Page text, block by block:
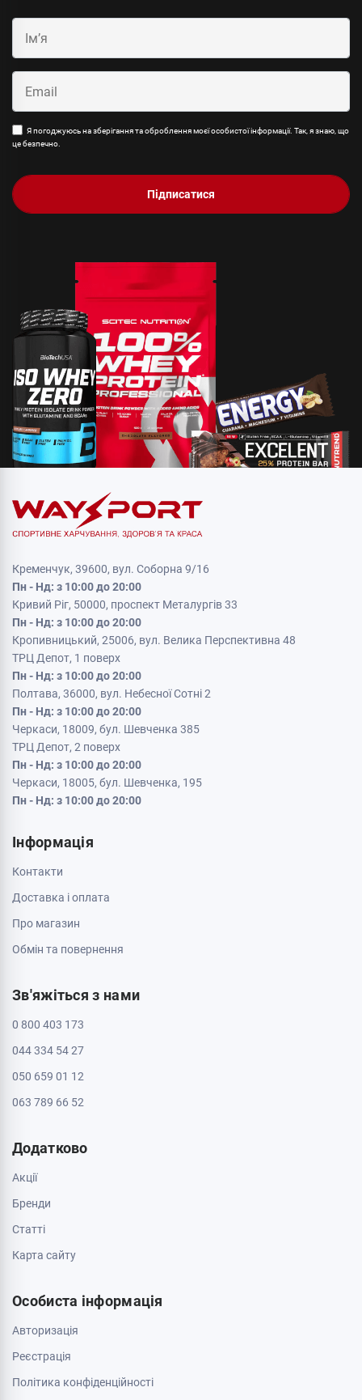
Я погоджуюсь на зберігання та оброблення моєї особистої інформації. Так, я знаю, що
це безпечно.
Підписатися
Кременчук, 39600, вул. Соборна 9/16
Пн - Нд: з 10:00 до 20:00
Кривий Ріг, 50000, проспект Металургів 33
Пн - Нд: з 10:00 до 20:00
Кропивницький, 25006, вул. Велика Перспективна 48
ТРЦ Депот, 1 поверх
Пн - Нд: з 10:00 до 20:00
Полтава, 36000, вул. Небесної Сотні 2
Пн - Нд: з 10:00 до 20:00
Черкаси, 18009, бул. Шевченка 385
ТРЦ Депот, 2 поверх
Пн - Нд: з 10:00 до 20:00
Черкаси, 18005, бул. Шевченка, 195
Пн - Нд: з 10:00 до 20:00
Інформація
Контакти
Доставка і оплата
Про магазин
Обмін та повернення
Зв'яжіться з нами
0 800 403 173
044 334 54 27
050 659 01 12
063 789 66 52
Додатково
Акції
Бренди
Cтатті
Карта сайту
Особиста інформація
Авторизація
Реєстрація
Політика конфіденційності